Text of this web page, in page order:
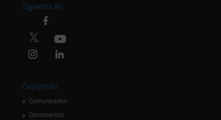
Síguenos en:
Categorías
Comunicados
Documentos